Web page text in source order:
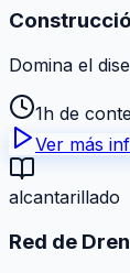
Domina el
1h de
Ver más
alcantarillado
Red de